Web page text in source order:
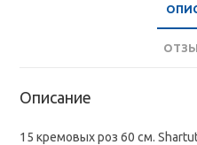
Описание
15 кремовых роз 60 см.